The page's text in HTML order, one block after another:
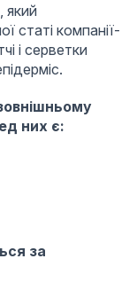
який
статі компанії-
і серветки
них є:
за